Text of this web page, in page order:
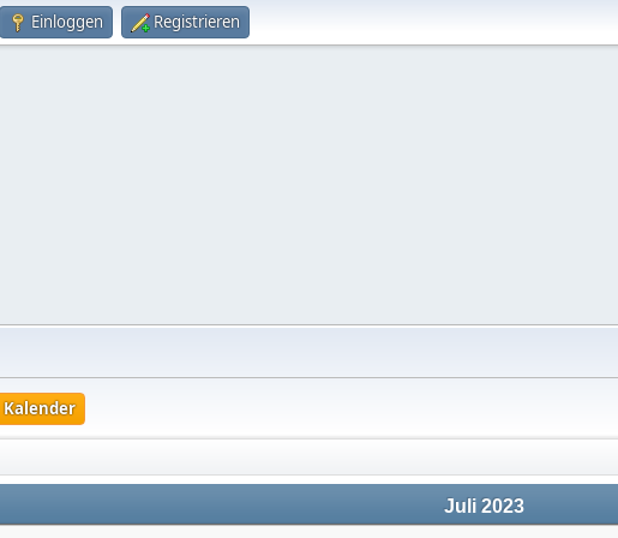
Einloggen Registrieren
Kalender
Juli 2023